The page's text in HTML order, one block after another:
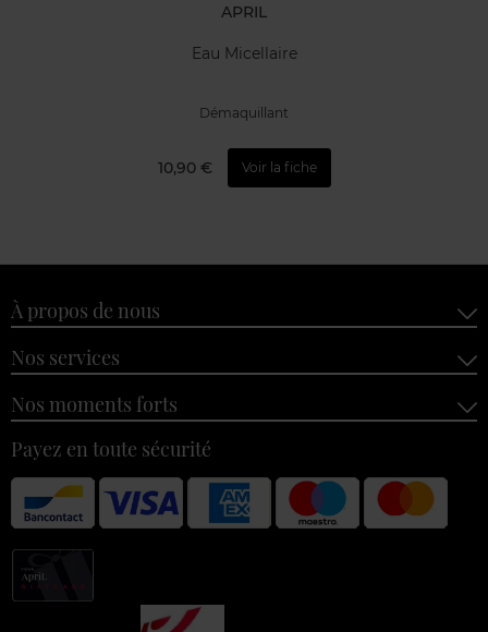
APRIL
Eau Micellaire
Démaquillant
10,90 € Voir la fiche
À propos de nous
Nos services
Nos moments forts
Payez en toute sécurité